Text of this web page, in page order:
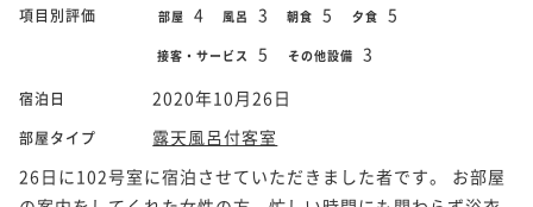
項目別評価 部屋 4 風呂 3 朝食 5 夕食 5
接客・サービス 5 その他設備 3
宿泊日 2020年10月26日
部屋タイプ
露天風呂付客室
26日に102号室に宿泊させていただきました者です。 お部屋